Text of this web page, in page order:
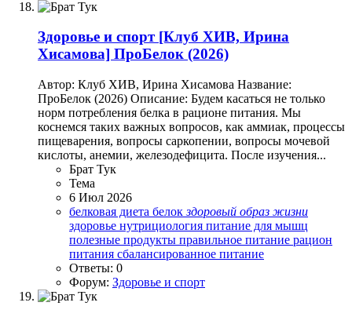
Здоровье и спорт [Клуб ХИВ, Ирина
Хисамова] ПроБелок (2026)
Автор: Клуб ХИВ, Ирина Хисамова Название:
ПроБелок (2026) Описание: Будем касаться не только
норм потребления белка в рационе питания. Мы
коснемся таких важных вопросов, как аммиак, процессы
пищеварения, вопросы саркопении, вопросы мочевой
кислоты, анемии, железодефицита. После изучения...
Брат Тук
Тема
6 Июл 2026
белковая диета белокздоровый образ жизни
здоровье нутрициология питание для мышц
полезные продукты правильное питание рацион
питания сбалансированное питание
Ответы: 0
Форум: Здоровье и спорт